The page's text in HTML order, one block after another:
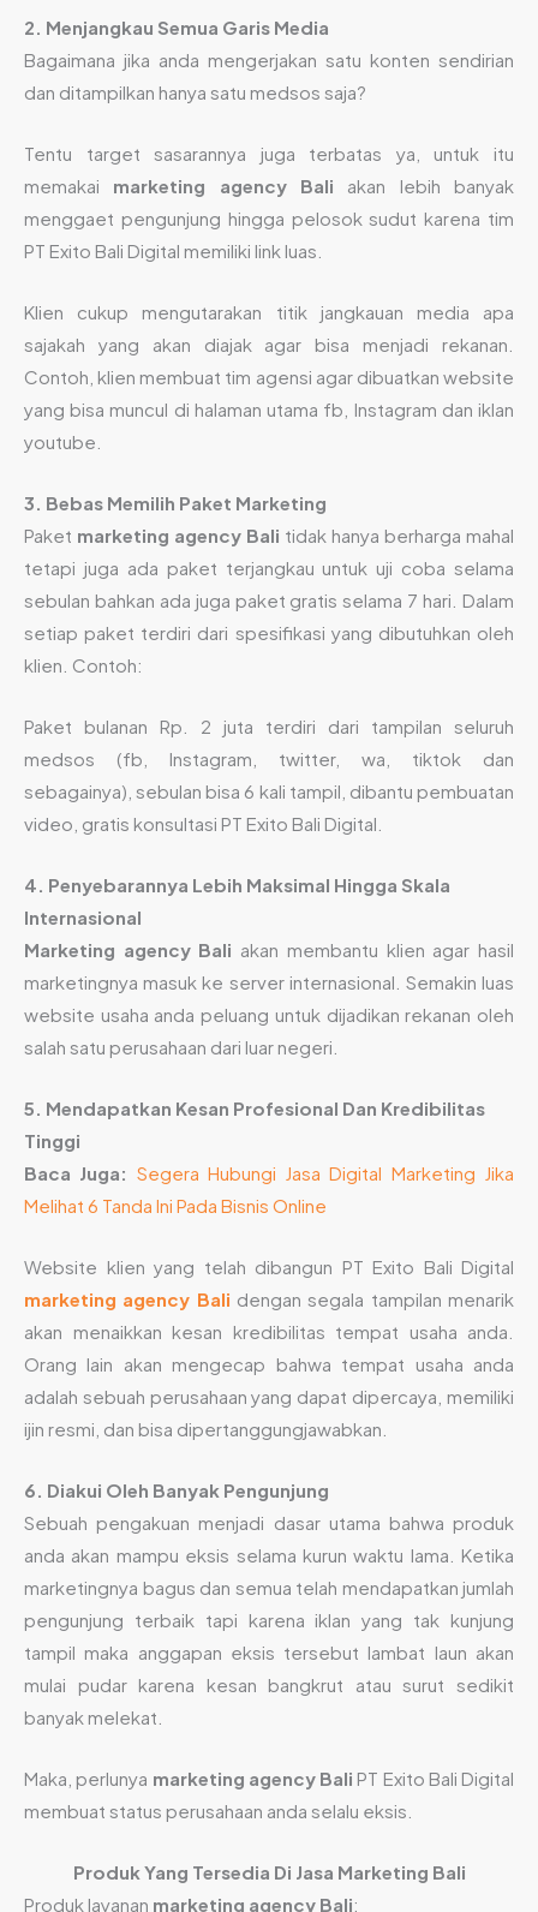
2. Menjangkau Semua Garis Media
Bagaimana jika anda mengerjakan satu konten sendirian
dan ditampilkan hanya satu medsos saja?
Tentu target sasarannya juga terbatas ya, untuk itu
memakai marketing agency Bali akan lebih banyak
menggaet pengunjung hingga pelosok sudut karena tim
PT Exito Bali Digital memiliki link luas.
Klien cukup mengutarakan titik jangkauan media apa
sajakah yang akan diajak agar bisa menjadi rekanan.
Contoh, klien membuat tim agensi agar dibuatkan website
yang bisa muncul di halaman utama fb, Instagram dan iklan
youtube.
3. Bebas Memilih Paket Marketing
Paket marketing agency Bali tidak hanya berharga mahal
tetapi juga ada paket terjangkau untuk uji coba selama
sebulan bahkan ada juga paket gratis selama 7 hari. Dalam
setiap paket terdiri dari spesifikasi yang dibutuhkan oleh
klien. Contoh:
Paket bulanan Rp. 2 juta terdiri dari tampilan seluruh
medsos (fb, Instagram, twitter, wa, tiktok dan
sebagainya), sebulan bisa 6 kali tampil, dibantu pembuatan
video, gratis konsultasi PT Exito Bali Digital.
4. Penyebarannya Lebih Maksimal Hingga Skala
Internasional
Marketing agency Bali akan membantu klien agar hasil
marketingnya masuk ke server internasional. Semakin luas
website usaha anda peluang untuk dijadikan rekanan oleh
salah satu perusahaan dari luar negeri.
5. Mendapatkan Kesan Profesional Dan Kredibilitas
Tinggi
Baca Juga: Segera Hubungi Jasa Digital Marketing Jika
Melihat 6 Tanda Ini Pada Bisnis Online
Website klien yang telah dibangun PT Exito Bali Digital
marketing agency Bali dengan segala tampilan menarik
akan menaikkan kesan kredibilitas tempat usaha anda.
Orang lain akan mengecap bahwa tempat usaha anda
adalah sebuah perusahaan yang dapat dipercaya, memiliki
ijin resmi, dan bisa dipertanggungjawabkan.
6. Diakui Oleh Banyak Pengunjung
Sebuah pengakuan menjadi dasar utama bahwa produk
anda akan mampu eksis selama kurun waktu lama. Ketika
marketingnya bagus dan semua telah mendapatkan jumlah
pengunjung terbaik tapi karena iklan yang tak kunjung
tampil maka anggapan eksis tersebut lambat laun akan
mulai pudar karena kesan bangkrut atau surut sedikit
banyak melekat.
Maka, perlunya marketing agency Bali PT Exito Bali Digital
membuat status perusahaan anda selalu eksis.
Produk Yang Tersedia Di Jasa Marketing Bali
Produk layanan marketing agency Bali: